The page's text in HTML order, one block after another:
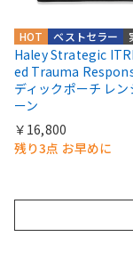
ベストセラー
HOT
Haley Strategic
ed Trauma
ディックポーチ レン
ーン
￥16,800
残り3点 お早めに